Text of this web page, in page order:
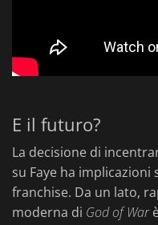
E il futuro?
La decisione di
su Faye ha
franchise. Da un lato,
moderna di God of War